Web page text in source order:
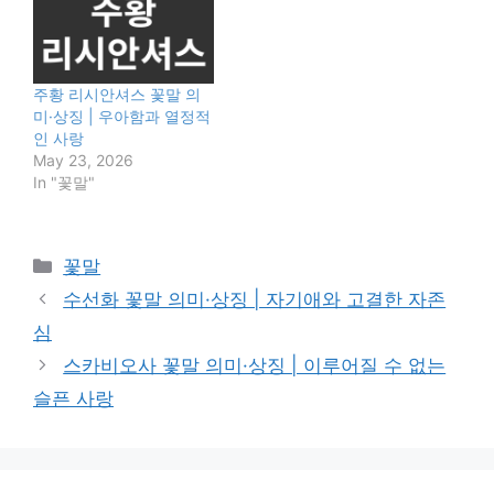
주황 리시안셔스 꽃말 의
미·상징 | 우아함과 열정적
인 사랑
May 23, 2026
In "꽃말"
Categories
꽃말
수선화 꽃말 의미·상징 | 자기애와 고결한 자존
심
스카비오사 꽃말 의미·상징 | 이루어질 수 없는
슬픈 사랑